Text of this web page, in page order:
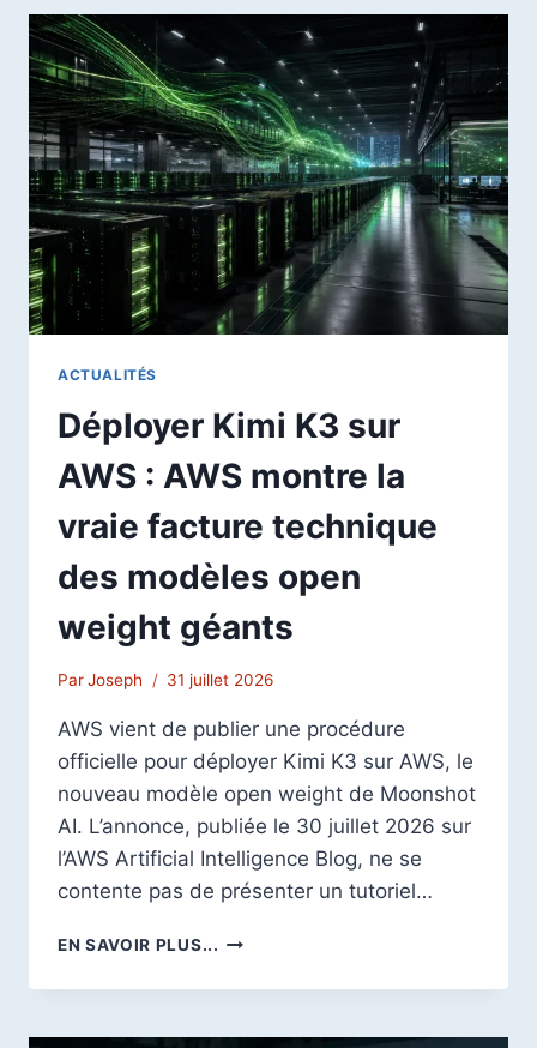
À
ACT
EUROPÉEN
:
TRANSPARENCE,
CYBERSÉCURITÉ
ET
MARQUAGE
DES
CONTENUS
IA
ACTUALITÉS
Déployer Kimi K3 sur
AWS : AWS montre la
vraie facture technique
des modèles open
weight géants
ParJoseph 31 juillet 2026
AWS vient de publier une procédure
officielle pour déployer Kimi K3 sur AWS, le
nouveau modèle open weight de Moonshot
AI. L’annonce, publiée le 30 juillet 2026 sur
l’AWS Artificial Intelligence Blog, ne se
contente pas de présenter un tutoriel…
EN SAVOIR PLUS... DÉPLOYER
K3
AWS